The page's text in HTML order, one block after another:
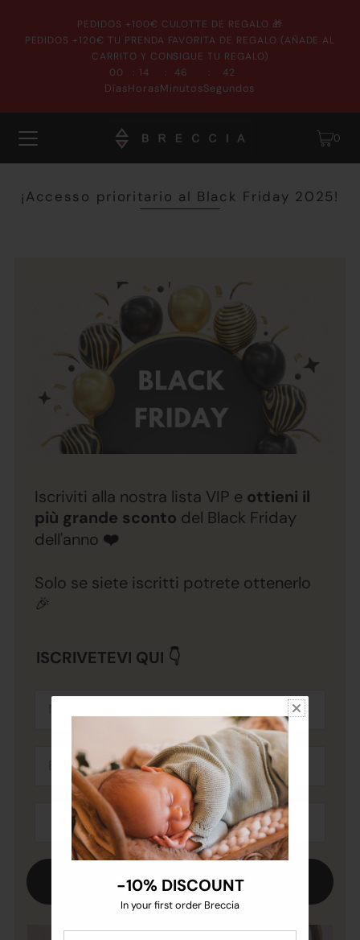
PEDIDOS +100€ CULOTTE DE REGALO 🎁
PEDIDOS +120€ TU PRENDA FAVORITA DE REGALO (AÑADE AL
CARRITO Y CONSIGUE TU REGALO)
00
Días
: 14
Horas
: 46
Minutos
: 42
Segundos
0
¡Accesso prioritario al Black Friday 2025!
Iscriviti alla nostra lista VIP e ottieni il
più grande sconto del Black Friday
dell'anno ❤️
Solo se siete iscritti potrete ottenerlo
🎉
ISCRIVETEVI QUI 👇
Nome
ENTRARE ORA IN LISTA
-10% DISCOUNT
In your first order Breccia
-10% DISCOUNT
In your first order Breccia